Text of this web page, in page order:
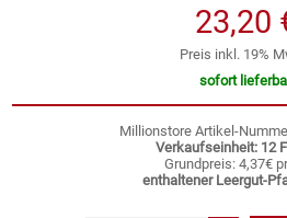
Convenience Obst & Gemüse
Einwegartikel / Trinkhalme
23,20
Preis inkl. 19%
sofort
Millionstore Artikel-
Verkaufseinheit: 12
Grundpreis: 4,37€
enthaltener Leergut-